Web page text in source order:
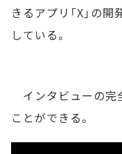
きるアプリ「X」の
している。
インタビューの完
ことができる。